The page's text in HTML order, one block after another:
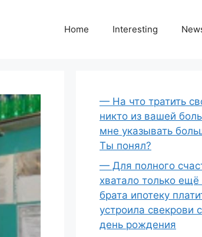
Home Interesting
— На что тратить
никто из вашей
мне указывать
Ты понял?
— Для полного
хватало только ещё
брата ипотеку
устроила свекрови
день рождения